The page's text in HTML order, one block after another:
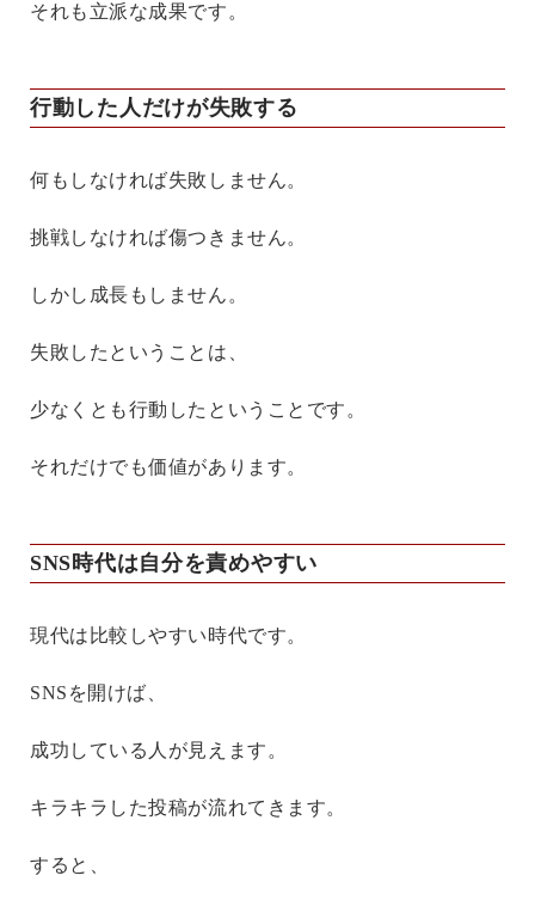
それも立派な成果です。
行動した人だけが失敗する
何もしなければ失敗しません。
挑戦しなければ傷つきません。
しかし成長もしません。
失敗したということは、
少なくとも行動したということです。
それだけでも価値があります。
SNS時代は自分を責めやすい
現代は比較しやすい時代です。
SNSを開けば、
成功している人が見えます。
キラキラした投稿が流れてきます。
すると、